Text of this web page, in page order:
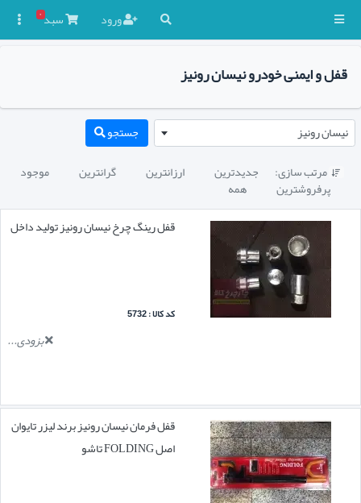
ورود سبد۰
قفل و ایمنی خودرو نیسان رونیز
نیسان رونیز جستجو
 مرتب سازی: جدیدترین ارزانترین گرانترین موجود
پرفروشترین
همه
قفل رینگ چرخ نیسان رونیز تولید داخل
کد کالا : 5732
بزودی...
قفل فرمان نیسان رونیز برند لیزر تایوان
اصل FOLDING تاشو